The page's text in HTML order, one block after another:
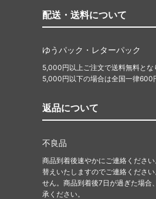
配送・送料について
ゆうパック・レターパック
5,000円以上ご注文で送料無料とな
5,000円以下の場合は全国一律600
返品について
不良品
商品到着後速やかにご連絡くださ
替えいたしますのでご連絡くださ
せん。商品到着後7日が過ぎた場合
承ください。